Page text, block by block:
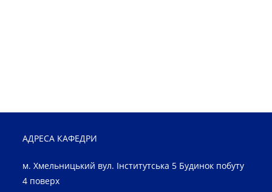
АДРЕСА КАФЕДРИ
м. Хмельницький вул. Інститутська 5 Будинок побуту
4 поверх